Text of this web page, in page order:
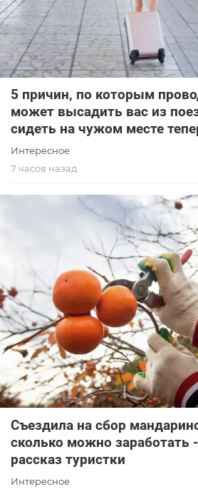
5 причин, по которым
может высадить вас из
сидеть на чужом месте
Интересное
7 часов назад
Съездила на сбор
сколько можно заработать
рассказ туристки
Интересное